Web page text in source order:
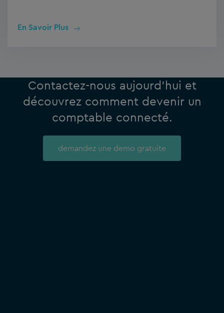
En Savoir Plus
Contactez-nous aujourd’hui et
découvrez comment devenir un
comptable connecté.
demandez une demo gratuite